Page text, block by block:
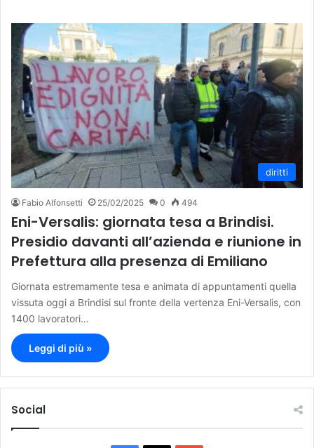
diritti
Fabio Alfonsetti 25/02/2025 0 494
Eni-Versalis: giornata tesa a Brindisi.
Presidio davanti all’azienda e riunione in
Prefettura alla presenza di Emiliano
Giornata estremamente tesa e animata di appuntamenti quella
vissuta oggi a Brindisi sul fronte della vertenza Eni-Versalis, con
1400 lavoratori…
Leggi di più »
Social